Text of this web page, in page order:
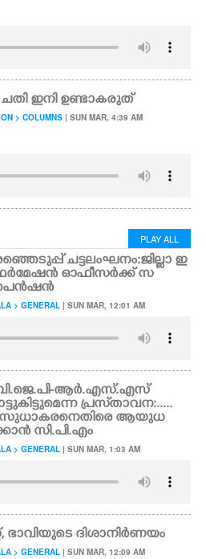
ഇനി ഉണ്ടാകരുത്
> COLUMNS | SUN MAR, 4:39 AM
PLAY ALL
ചട്ടലംഘനം:ജില്ലാ ഇ
ഓഫീസർക്ക് സ
> GENERAL | SUN MAR, 12:01 AM
ആർ.എസ്.എസ്
പ്രസ്‌താവന:.....
സുധാകരനെതിരെ ആയുധ
സി.പി.എം
> GENERAL | SUN MAR, 1:03 AM
ഭാവിയുടെ ദിശാനിർണയം
> GENERAL | SUN MAR, 12:09 AM